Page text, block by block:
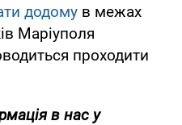
додому в межах
Маріуполя
проходити
в нас у